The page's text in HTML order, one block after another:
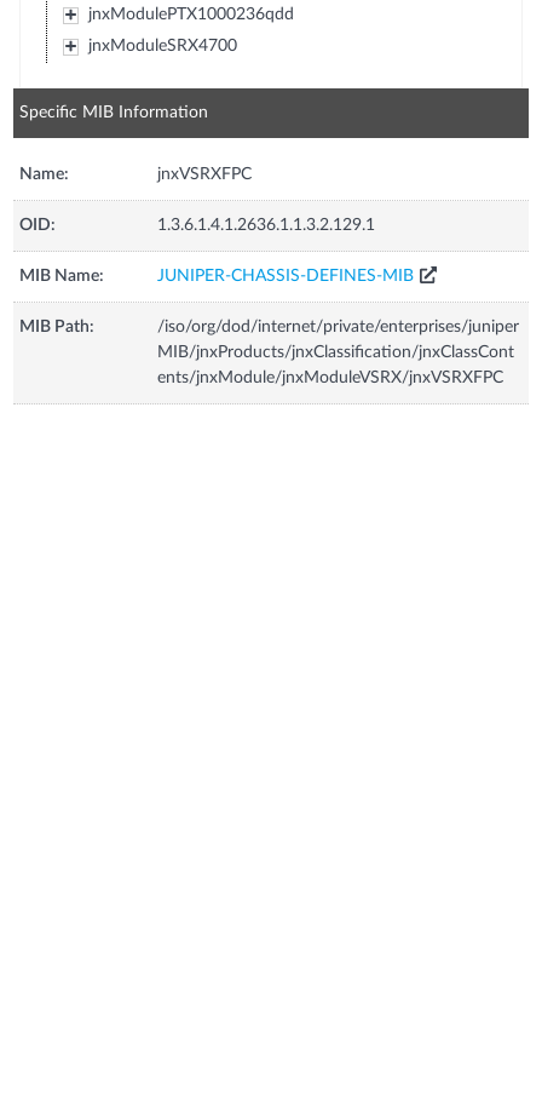
jnxModulePTX1000236qdd
jnxModuleSRX4700
Specific MIB Information
Name: jnxVSRXFPC
OID: 1.3.6.1.4.1.2636.1.1.3.2.129.1
MIB Name: JUNIPER-CHASSIS-DEFINES-MIB
MIB Path:
/iso/org/dod/internet/private/enterprises/juniper
MIB/jnxProducts/jnxClassification/jnxClassCont
ents/jnxModule/jnxModuleVSRX/jnxVSRXFPC